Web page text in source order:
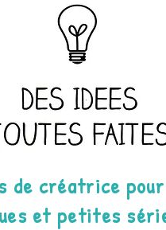
de créatrice
et petites